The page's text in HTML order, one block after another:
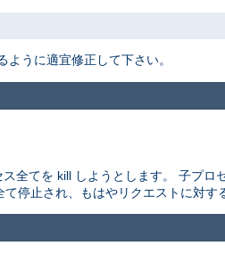
ように適宜修正して下さい。
全てを kill しようとします。 子プ
停止され、もはやリクエストに対す